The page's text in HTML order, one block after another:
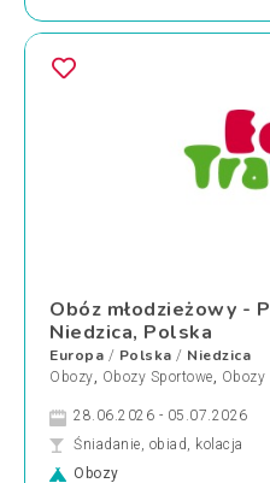
Obóz młodzieżowy -
Niedzica, Polska
Europa / Polska / Niedzica
Obozy, Obozy Sportowe, Obozy
28.06.2026 - 05.07.2026
Śniadanie, obiad, kolacja
Obozy